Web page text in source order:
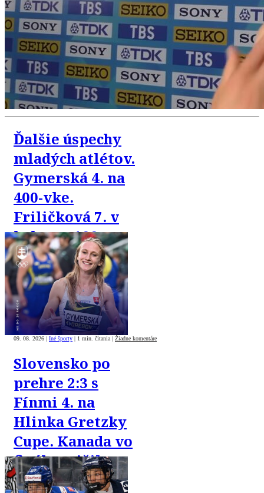
Ďalšie úspechy
mladých atlétov.
Gymerská 4. na
400-vke.
Friličková 7. v
behu na 100 m
cez prekážky.
Švaňová 9. v
skoku do diaľky
09. 08. 2026 | Iné športy | 1 min. čítania | Žiadne komentáre
Slovensko po
prehre 2:3 s
Fínmi 4. na
Hlinka Gretzky
Cupe. Kanada vo
finále zničila
USA 8:1